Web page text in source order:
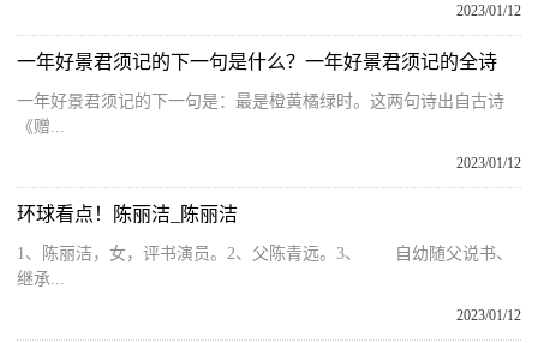
2023/01/12
一年好景君须记的下一句是什么？一年好景君须记的全诗
一年好景君须记的下一句是：最是橙黄橘绿时。这两句诗出自古诗
《赠...
2023/01/12
环球看点！陈丽洁_陈丽洁
1、陈丽洁，女，评书演员。2、父陈青远。3、 自幼随父说书、
继承...
2023/01/12